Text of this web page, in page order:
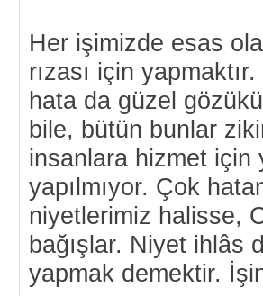
Her işimizde esas
rızası için
hata da güzel
bile, bütün bunlar
insanlara hizmet için
yapılmıyor. Çok
niyetlerimiz halisse,
bağışlar. Niyet ihlâs
yapmak demektir.